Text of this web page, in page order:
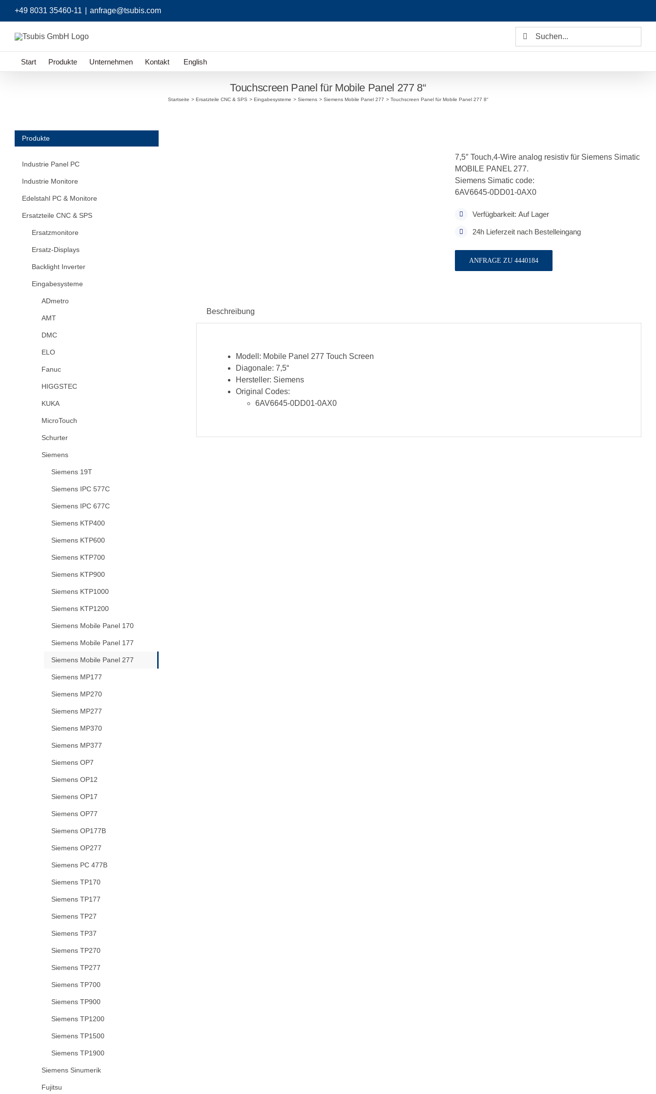
+49 8031 35460-11 anfrage@tsubis.com
Suche
Start Produkte Unternehmen Kontakt English
Touchscreen Panel für Mobile Panel 277 8“
Startseite Ersatzteile CNC & SPS Eingabesysteme Siemens Siemens Mobile Panel 277 Touchscreen Panel für Mobile Panel 277 8“
7,5″ Touch,4-Wire analog resistiv für Siemens Simatic
MOBILE PANEL 277.
Siemens Simatic code:
6AV6645-0DD01-0AX0
Verfügbarkeit: Auf Lager
24h Lieferzeit nach Bestelleingang
ANFRAGE ZU 4440184
Beschreibung
Modell: Mobile Panel 277 Touch Screen
Diagonale: 7,5“
Hersteller: Siemens
Original Codes:
6AV6645-0DD01-0AX0
Produkte
Industrie Panel PC
Industrie Monitore
Edelstahl PC & Monitore
Ersatzteile CNC & SPS
Ersatzmonitore
Ersatz-Displays
Backlight Inverter
Eingabesysteme
ADmetro
AMT
DMC
ELO
Fanuc
HIGGSTEC
KUKA
MicroTouch
Schurter
Siemens
Siemens 19T
Siemens IPC 577C
Siemens IPC 677C
Siemens KTP400
Siemens KTP600
Siemens KTP700
Siemens KTP900
Siemens KTP1000
Siemens KTP1200
Siemens Mobile Panel 170
Siemens Mobile Panel 177
Siemens Mobile Panel 277
Siemens MP177
Siemens MP270
Siemens MP277
Siemens MP370
Siemens MP377
Siemens OP7
Siemens OP12
Siemens OP17
Siemens OP77
Siemens OP177B
Siemens OP277
Siemens PC 477B
Siemens TP170
Siemens TP177
Siemens TP27
Siemens TP37
Siemens TP270
Siemens TP277
Siemens TP700
Siemens TP900
Siemens TP1200
Siemens TP1500
Siemens TP1900
Siemens Sinumerik
Fujitsu